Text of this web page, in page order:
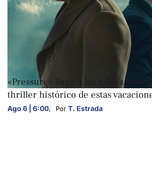
ARTE Y CULTURA
«Pressure» llega a las salas
thriller histórico de estas
Ago 6 | 6:00, Por T. Estrada